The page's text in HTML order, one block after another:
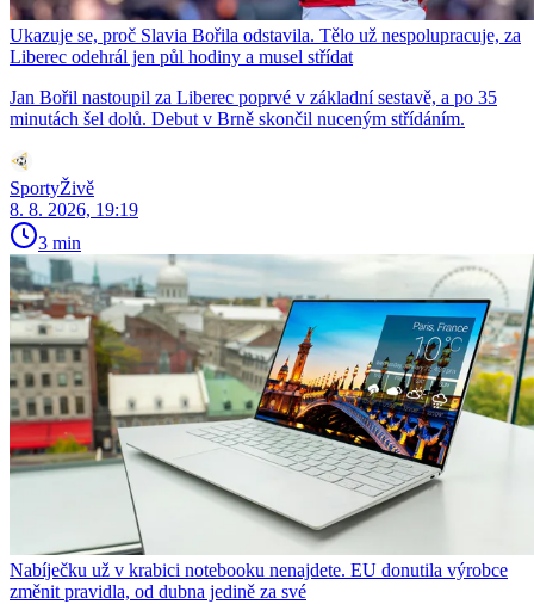
Ukazuje se, proč Slavia Bořila odstavila. Tělo už nespolupracuje, za
Liberec odehrál jen půl hodiny a musel střídat
Jan Bořil nastoupil za Liberec poprvé v základní sestavě, a po 35
minutách šel dolů. Debut v Brně skončil nuceným střídáním.
SportyŽivě
8. 8. 2026, 19:19
3 min
Nabíječku už v krabici notebooku nenajdete. EU donutila výrobce
změnit pravidla, od dubna jedině za své